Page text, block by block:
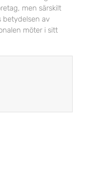
men särskilt
betydelsen av
möter i sitt